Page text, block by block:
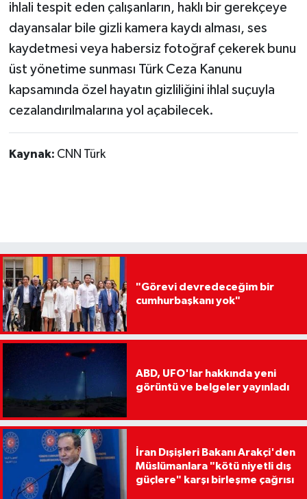
ihlali tespit eden çalışanların, haklı bir gerekçeye
dayansalar bile gizli kamera kaydı alması, ses
kaydetmesi veya habersiz fotoğraf çekerek bunu
üst yönetime sunması Türk Ceza Kanunu
kapsamında özel hayatın gizliliğini ihlal suçuyla
cezalandırılmalarına yol açabilecek.
Kaynak: CNN Türk
"Görevi devredeceğim bir
cumhurbaşkanı yok"
ABD, UFO'lar hakkında yeni
görüntü ve belgeler yayınladı
İran Dışişleri Bakanı Arakçi'den
Müslümanlara "kötü niyetli dış
güçlere" karşı birleşme çağrısı